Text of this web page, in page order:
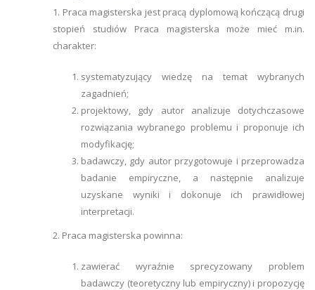
1. Praca magisterska jest pracą dyplomową kończącą drugi
stopień studiów Praca magisterska może mieć m.in.
charakter:
systematyzujący wiedzę na temat wybranych
zagadnień;
projektowy, gdy autor analizuje dotychczasowe
rozwiązania wybranego problemu i proponuje ich
modyfikację;
badawczy, gdy autor przygotowuje i przeprowadza
badanie empiryczne, a następnie analizuje
uzyskane wyniki i dokonuje ich prawidłowej
interpretacji.
2. Praca magisterska powinna:
zawierać wyraźnie sprecyzowany problem
badawczy (teoretyczny lub empiryczny) i propozycję